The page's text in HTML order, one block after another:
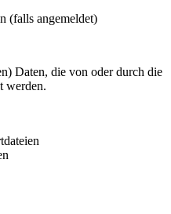
(falls angemeldet)
Daten, die von oder durch die
werden.